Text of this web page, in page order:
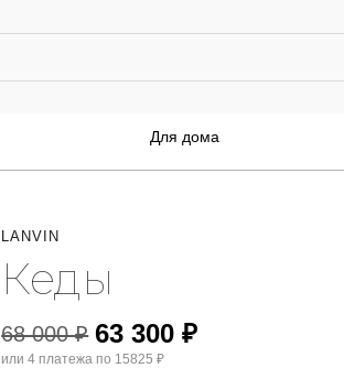
Для дома
LANVIN
Кеды
68 000₽ 63 300₽
или 4 платежа по 15825 ₽